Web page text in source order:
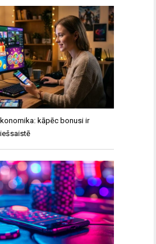
kāpēc bonusi ir